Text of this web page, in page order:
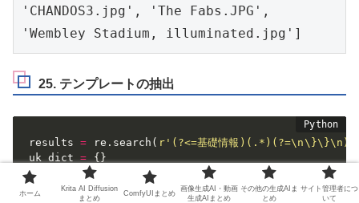
'CHANDOS3.jpg', 'The Fabs.JPG',
'Wembley Stadium, illuminated.jpg']
25. テンプレートの抽出
results = re . search ( r'(?<=基礎情報)(.*)(?=\n\}\}\n)'
uk_dict = { }
for
result results
    key
= re.search('(.*?)(?=\=)', result).group().
ホーム
Krita AI Diffusion
まとめ
ComfyUIまとめ
画像生成AI・動画
生成AIまとめ
その他の生成AIま
とめ
サイト管理者につ
いて